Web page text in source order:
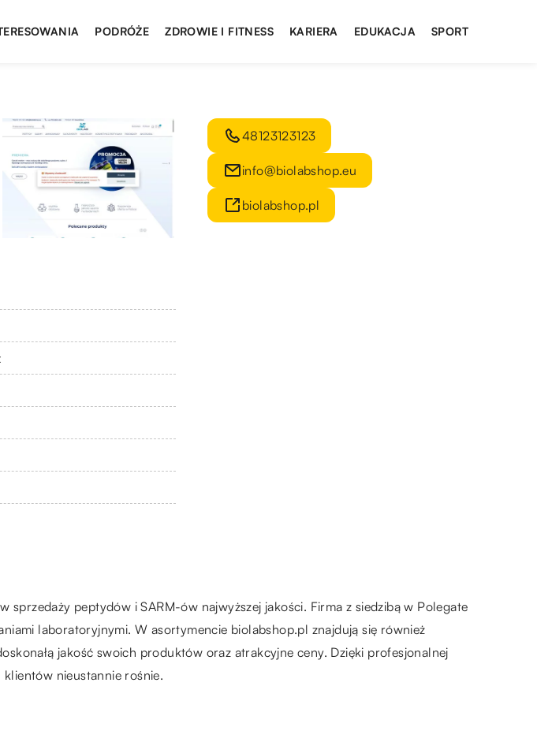
PODRÓŻE ZDROWIE I FITNESS KARIERA EDUKACJA SPORT
48123123123
info@biolabshop.eu
biolabshop.pl
peptydów i SARM-ów najwyższej jakości. Firma z siedzibą w Polegate
laboratoryjnymi. W asortymencie biolabshop.pl znajdują się również
jakość swoich produktów oraz atrakcyjne ceny. Dzięki profesjonalnej
nieustannie rośnie.